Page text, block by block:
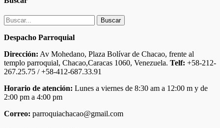
Buscar:
Despacho Parroquial
Dirección: Av Mohedano, Plaza Bolívar de Chacao, frente al
templo parroquial, Chacao,Caracas 1060, Venezuela. Telf: +58-212-
267.25.75 / +58-412-687.33.91
Horario de atención: Lunes a viernes de 8:30 am a 12:00 m y de
2:00 pm a 4:00 pm
Correo: parroquiachacao@gmail.com